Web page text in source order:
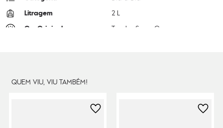
Litragem 2 L
Cor Original Tender Sage C
QUEM VIU, VIU TAMBÉM!